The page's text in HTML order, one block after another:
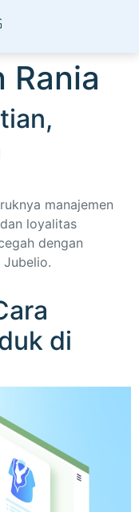
Rania
manajemen
loyalitas
dengan
di